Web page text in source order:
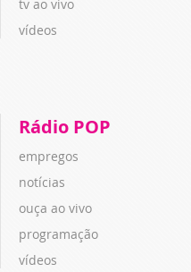
tv ao vivo
vídeos
Rádio POP
empregos
notícias
ouça ao vivo
programação
vídeos